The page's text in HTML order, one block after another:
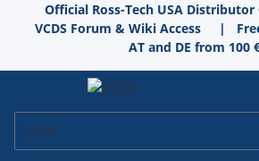
Official Ross-Tech USA
VCDS Forum & Wiki Access
|
AT and DE from 100